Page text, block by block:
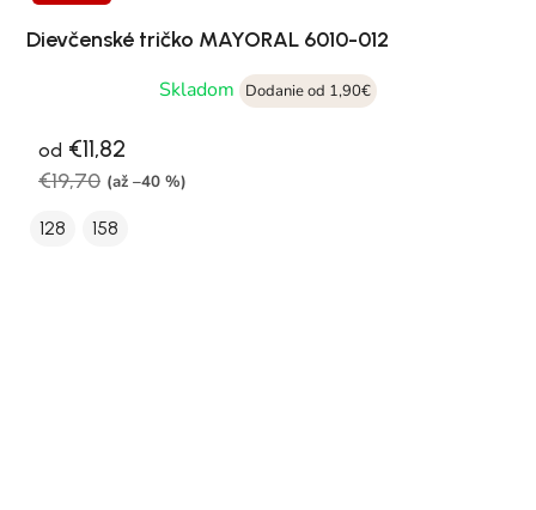
Dievčenské tričko MAYORAL 6010-012
Skladom
Dodanie od 1,90€
od €11,82
€19,70 (až –40 %)
128 158